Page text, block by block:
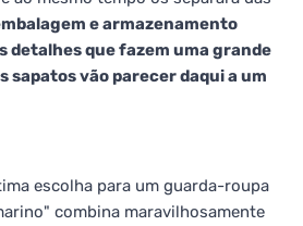
e armazenamento
detalhes que fazem uma grande
sapatos vão parecer daqui a um
escolha para um guarda-roupa
combina maravilhosamente